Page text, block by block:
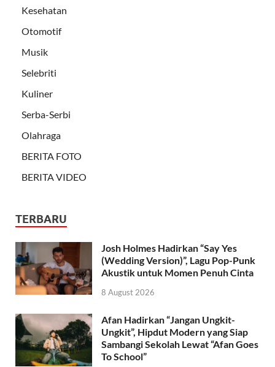
Kesehatan
Otomotif
Musik
Selebriti
Kuliner
Serba-Serbi
Olahraga
BERITA FOTO
BERITA VIDEO
TERBARU
Josh Holmes Hadirkan “Say Yes
(Wedding Version)”, Lagu Pop-Punk
Akustik untuk Momen Penuh Cinta
8 August 2026
Afan Hadirkan “Jangan Ungkit-
Ungkit”, Hipdut Modern yang Siap
Sambangi Sekolah Lewat “Afan Goes
To School”